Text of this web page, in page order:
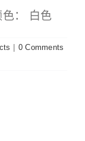
： 白色
| 0 Comments